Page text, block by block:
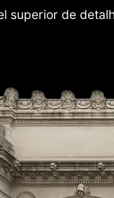
superior de